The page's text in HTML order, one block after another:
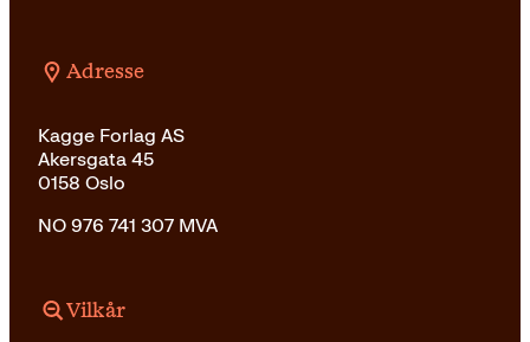
Adresse
Kagge Forlag AS
Akersgata 45
0158 Oslo
NO 976 741 307 MVA
Vilkår